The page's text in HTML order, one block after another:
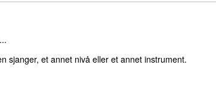
sjanger, et annet nivå eller et annet instrument.